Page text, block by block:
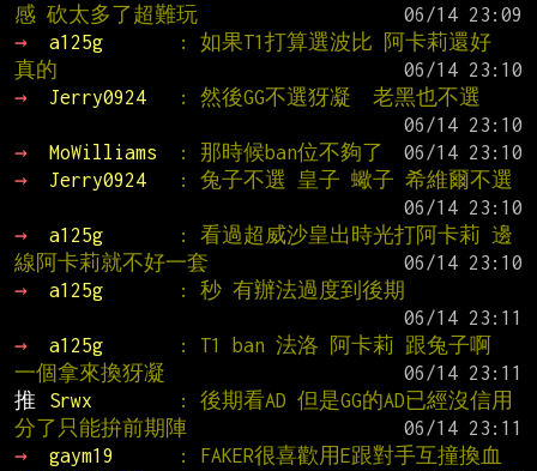
感 砍太多了超難玩
→
a125g
: 如果T1打算選波比 阿卡莉還好
真的
→
Jerry0924
: 然後GG不選犽凝  老黑也不選
→
MoWilliams : 那時候ban位不夠了
→
Jerry0924
: 兔子不選 皇子 蠍子 希維爾不選
→
a125g
: 看過超威沙皇出時光打阿卡莉 邊
線阿卡莉就不好一套
→
a125g
: 秒 有辦法過度到後期
→
a125g
: T1 ban 法洛 阿卡莉 跟兔子啊
一個拿來換犽凝
推
Srwx
: 後期看AD 但是GG的AD已經沒信用
分了只能拚前期陣
→
gaym19
: FAKER很喜歡用E跟對手互撞換血